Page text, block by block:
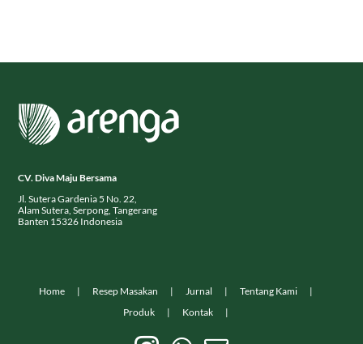
CV. Diva Maju Bersama
Jl. Sutera Gardenia 5 No. 22,
Alam Sutera, Serpong, Tangerang
Banten 15326 Indonesia
Home Resep Masakan Jurnal
Tentang Kami
Produk
Kontak